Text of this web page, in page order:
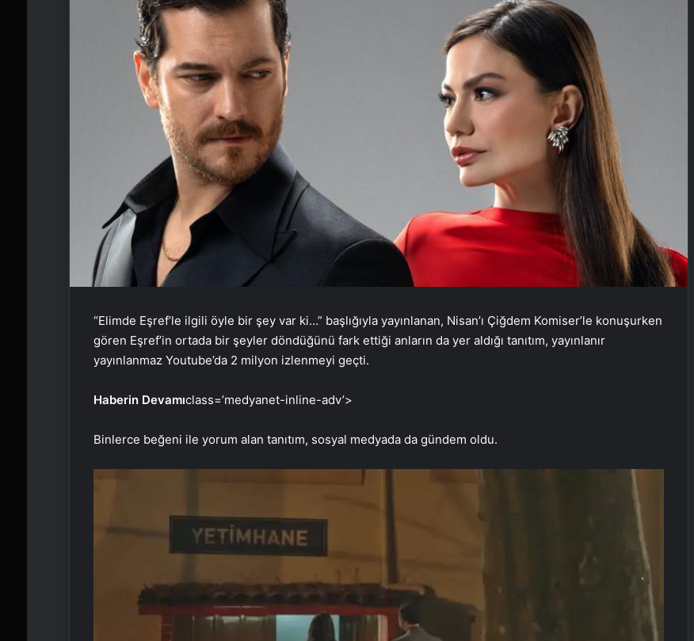
“Elimde Eşref’le ilgili öyle bir şey var ki…” başlığıyla yayınlanan, Nisan’ı Çiğdem Komiser’le konuşurken
gören Eşref’in ortada bir şeyler döndüğünü fark ettiği anların da yer aldığı tanıtım, yayınlanır
yayınlanmaz Youtube’da 2 milyon izlenmeyi geçti.
Haberin Devamıclass=’medyanet-inline-adv’>
Binlerce beğeni ile yorum alan tanıtım, sosyal medyada da gündem oldu.